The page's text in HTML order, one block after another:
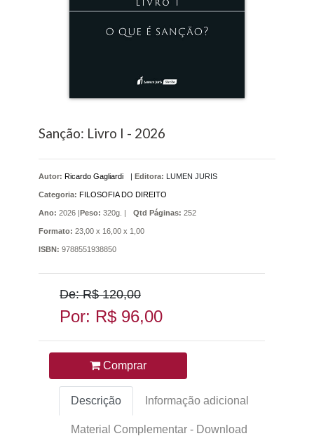
Sanção: Livro I - 2026
Autor: Ricardo Gagliardi | Editora: LUMEN JURIS
Categoria: FILOSOFIA DO DIREITO
Ano: 2026 |Peso: 320g. | Qtd Páginas: 252
Formato: 23,00 x 16,00 x 1,00
ISBN: 9788551938850
De: R$ 120,00
Por: R$ 96,00
Comprar
Descrição Informação adicional
Material Complementar - Download